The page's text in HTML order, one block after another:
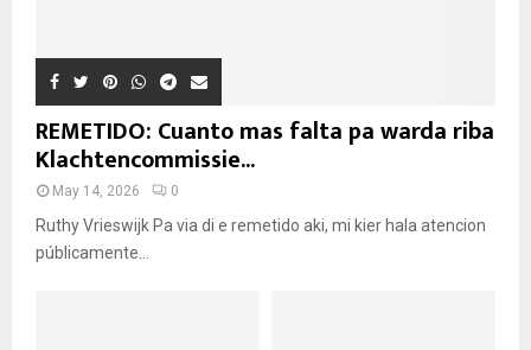
REMETIDO: Cuanto mas falta pa warda riba
Klachtencommissie...
May 14, 2026 0
Ruthy Vrieswijk Pa via di e remetido aki, mi kier hala atencion
públicamente...